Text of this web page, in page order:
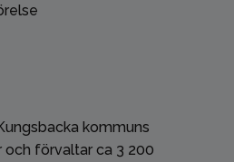
kommuns
och förvaltar ca 3 200